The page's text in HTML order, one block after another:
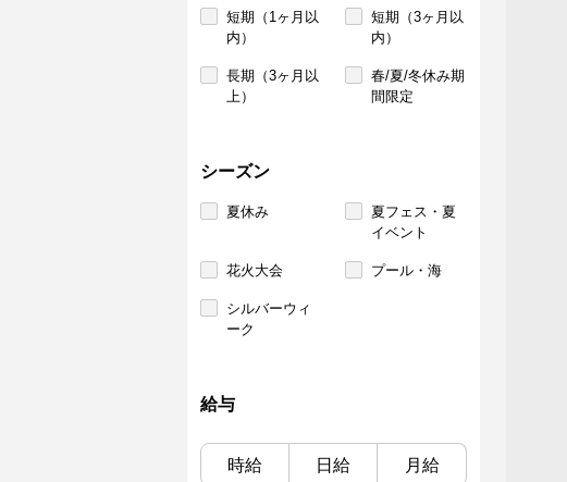
短期（1ヶ月以
内）
短期（3ヶ月以
内）
長期（3ヶ月以
上）
春/夏/冬休み期
間限定
シーズン
夏休み
夏フェス・夏
イベント
花火大会 プール・海
シルバーウィ
ーク
給与
時給 日給 月給